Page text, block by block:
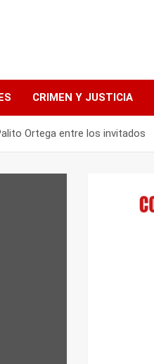
CRIMEN Y JUSTICIA
Ortega entre los invitados